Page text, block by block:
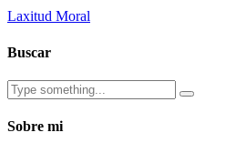
Laxitud Moral
Buscar
Sobre mi